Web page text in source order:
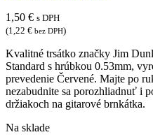
1,50 € s DPH
(1,22 € bez DPH)
Kvalitné trsátko značky Jim
Standard s hrúbkou 0.53mm,
prevedenie Červené. Majte po
nezabudnite sa porozhliadnuť i
držiakoch na gitarové brnkátka.
Na sklade